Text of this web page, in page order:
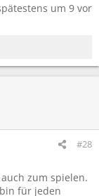
um 9 vor
#28
zum spielen.
für jeden